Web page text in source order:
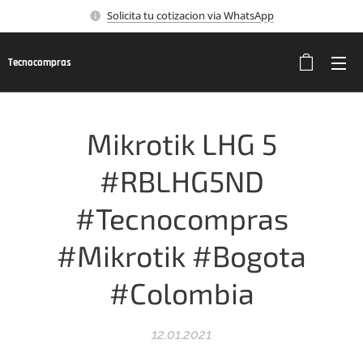
Solicita tu cotizacion via WhatsApp
Tecnocompras
Mikrotik LHG 5
#RBLHG5ND
#Tecnocompras
#Mikrotik #Bogota
#Colombia
12.01.2021